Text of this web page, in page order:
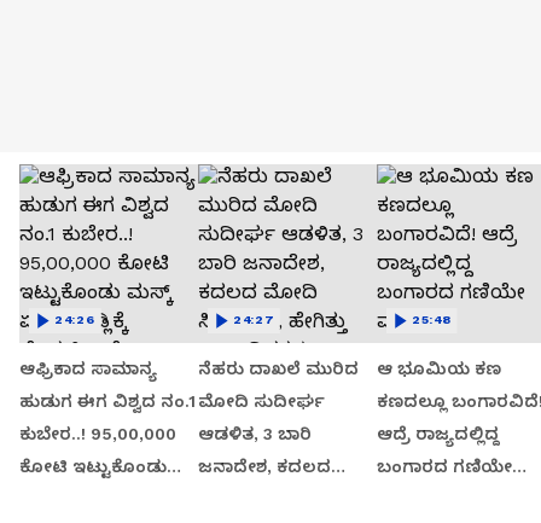
ಆಫ್ರಿಕಾದ ಸಾಮಾನ್ಯ
ಹುಡುಗ ಈಗ ವಿಶ್ವದ ನಂ.1
ಕುಬೇರ..! 95,00,000
ಕೋಟಿ ಇಟ್ಟುಕೊಂಡು
24:26
ನೆಹರು ದಾಖಲೆ ಮುರಿದ
ಮೋದಿ ಸುದೀರ್ಘ
ಆಡಳಿತ, 3 ಬಾರಿ
ಜನಾದೇಶ, ಕದಲದ
24:27
ಆ ಭೂಮಿಯ ಕಣ
ಕಣದಲ್ಲೂ
ಆದ್ರೆ ರಾಜ್ಯದಲ್ಲಿದ್ದ
ಬಂಗಾರದ ಗಣಿಯೇ
25:48